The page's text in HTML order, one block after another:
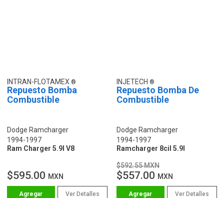
INTRAN-FLOTAMEX
Repuesto Bomba
Combustible
Dodge Ramcharger
1994-1997
Ram Charger 5.9l V8
$595.00 MXN
Ver Detalles
INJETECH
Repuesto Bomba De
Combustible
Dodge Ramcharger
1994-1997
Ramcharger 8cil 5.9l
$592.55 MXN
$557.00 MXN
Ver Detalles